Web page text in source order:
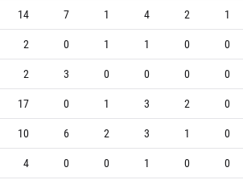
14 7 1 4 2
1
2 0 1 1 0
0
2 3 0 0 0
0
17 0 1 3 2
0
10 6 2 3 1
0
4 0 0 1 0
0